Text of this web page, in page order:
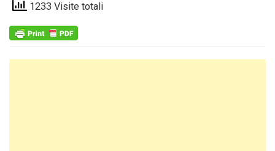
1233 Visite totali